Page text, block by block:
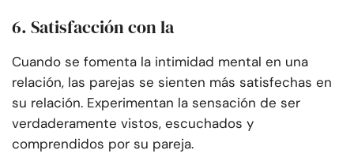
6. Satisfacción con la
Cuando se fomenta la intimidad mental en una
relación, las parejas se sienten más satisfechas en
su relación. Experimentan la sensación de ser
verdaderamente vistos, escuchados y
comprendidos por su pareja.